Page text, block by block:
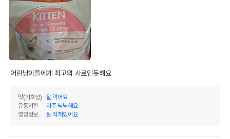
어린냥이들에게 최고의 사료인듯해요
맛(기호성)
잘 먹어요
유통기한
아주 넉넉해요
영양정보
잘 적혀있어요